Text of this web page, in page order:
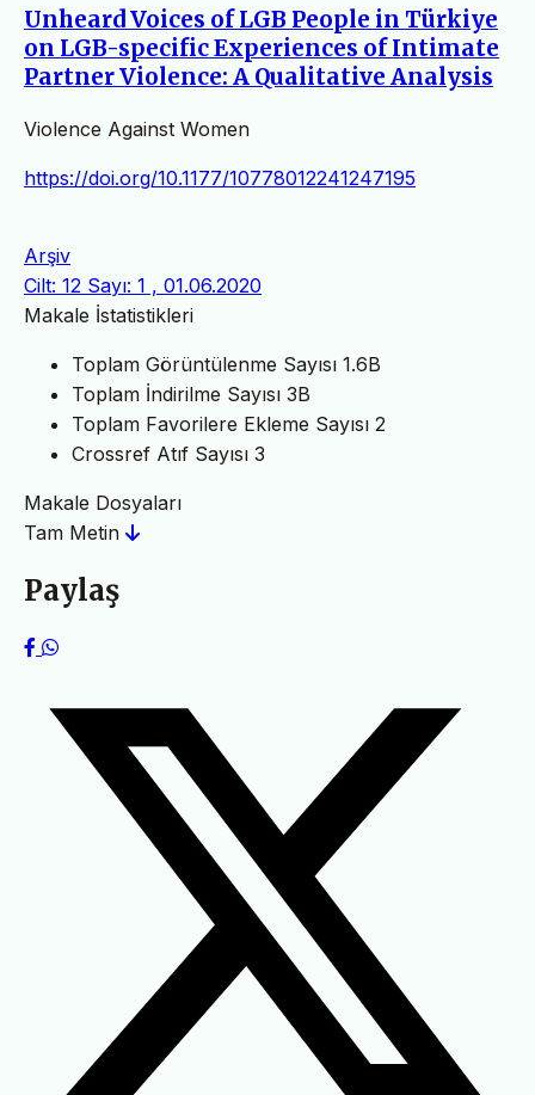
Unheard Voices of LGB People in Türkiye
on LGB-specific Experiences of Intimate
Partner Violence: A Qualitative Analysis
Violence Against Women
https://doi.org/10.1177/10778012241247195
Arşiv
Cilt: 12 Sayı: 1 , 01.06.2020
Makale İstatistikleri
Toplam Görüntülenme Sayısı 1.6B
Toplam İndirilme Sayısı 3B
Toplam Favorilere Ekleme Sayısı 2
Crossref Atıf Sayısı 3
Makale Dosyaları
Tam Metin
Paylaş